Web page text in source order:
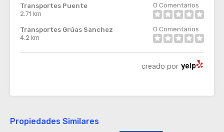
Transportes Puente
2.71 km
0 Comentarios
Transportes Grúas Sanchez
4.2 km
0 Comentarios
creado por
Propiedades Similares